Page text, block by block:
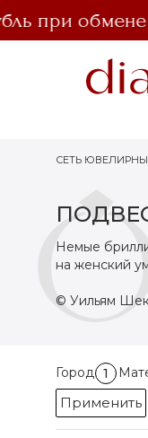
обмене от
СЕТЬ
Немые
на женский
© Уильям
Город 1
Применить